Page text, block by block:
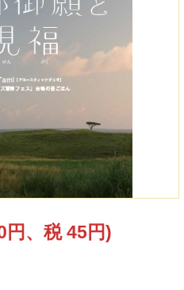
円、税 45円)